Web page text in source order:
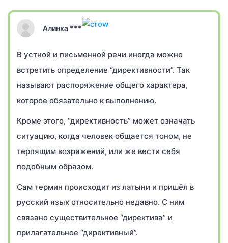
Алинка ***
В устной и письменной речи иногда можно
встретить определение “директивности”. Так
называют распоряжение общего характера,
которое обязательно к выполнению.
Кроме этого, “директивность” может означать
ситуацию, когда человек общается тоном, не
терпящим возражений, или же вести себя
подобным образом.
Сам термин происходит из латыни и пришёл в
русский язык относительно недавно. С ним
связано существительное “директива” и
прилагательное “директивный”.